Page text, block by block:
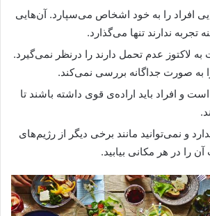
افراد را به خود اشخاص می‌سپارد. آن‌هایی
تجربه ندارند تنها می‌گذارد.
لاکتوز عدم تحمل دارند را درنظر نمی‌گیرد.
به صورت جداگانه بررسی نمی‌کند.
و افراد باید اراده‌ی قوی داشته باشند تا
و نمی‌توانید مانند برخی دیگر از رژیم‌های
را در هر مکانی بیابید.